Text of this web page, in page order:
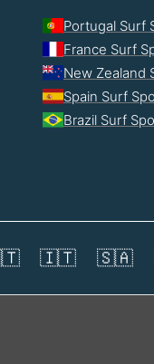
Portugal Surf
France Surf
New Zealand
Spain Surf
Brazil Surf
🇮🇹 🇸🇦